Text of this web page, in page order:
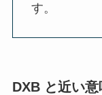
す。
DXB と近い